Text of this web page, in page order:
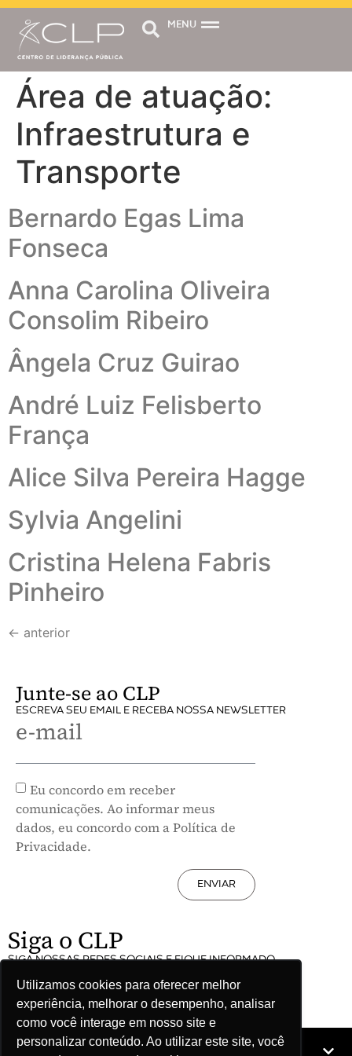
Utilizamos cookies para oferecer melhor
experiência, melhorar o desempenho, analisar
como você interage em nosso site e
personalizar conteúdo. Ao utilizar este site, você
MENU
Área de atuação:
Infraestrutura e
Transporte
Bernardo Egas Lima
Fonseca
Anna Carolina Oliveira
Consolim Ribeiro
Ângela Cruz Guirao
André Luiz Felisberto
França
Alice Silva Pereira Hagge
Sylvia Angelini
Cristina Helena Fabris
Pinheiro
← anterior
Junte-se ao CLP
ESCREVA SEU EMAIL E RECEBA NOSSA NEWSLETTER
e-mail
Eu concordo em receber
comunicações. Ao informar meus
dados, eu concordo com a Política de
Privacidade.
ENVIAR
Siga o CLP
SIGA NOSSAS REDES SOCIAIS E FIQUE INFORMADO